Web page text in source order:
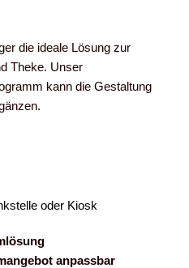
die ideale Lösung zur
Theke. Unser
kann die Gestaltung
anpassbar